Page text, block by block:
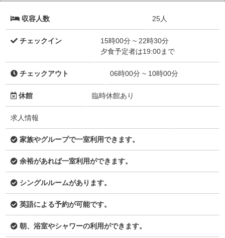
収容人数 25人
チェックイン
15時00分 ~ 22時30分
夕食予定者は19:00まで
チェックアウト 06時00分 ~ 10時00分
休館 臨時休館あり
求人情報
家族やグループで一室利用できます。
余裕があれば一室利用ができます。
シングルルームがあります。
英語による予約が可能です。
朝、浴室やシャワーの利用ができます。